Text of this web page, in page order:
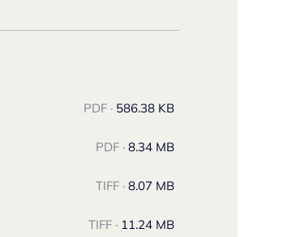
PDF · 586.38 KB
PDF · 8.34 MB
TIFF · 8.07 MB
TIFF · 11.24 MB